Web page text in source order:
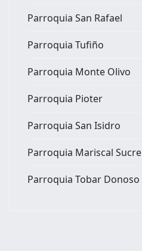
Parroquia San Rafael
Parroquia Tufiño
Parroquia Monte Olivo
Parroquia Pioter
Parroquia San Isidro
Parroquia Mariscal Sucre
Parroquia Tobar Donoso